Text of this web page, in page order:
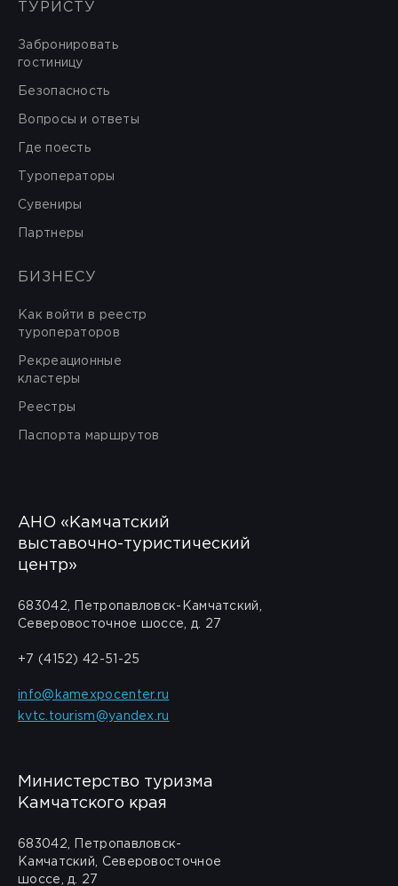
ТУРИСТУ
Забронировать
гостиницу
Безопасность
Вопросы и ответы
Где поесть
Туроператоры
Сувениры
Партнеры
БИЗНЕСУ
Как войти в реестр
туроператоров
Рекреационные
кластеры
Реестры
Паспорта маршрутов
АНО «Камчатский
выставочно-туристический
центр»
683042, Петропавловск-Камчатский,
Северовосточное шоссе, д. 27
+7 (4152) 42-51-25
info@kamexpocenter.ru
kvtc.tourism@yandex.ru
Министерство туризма
Камчатского края
683042, Петропавловск-
Камчатский, Северовосточное
шоссе, д. 27